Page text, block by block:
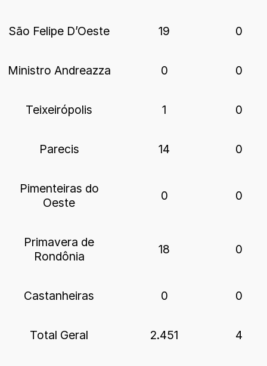
São Felipe D’Oeste 19 0
Ministro Andreazza 0 0
Teixeirópolis 1 0
Parecis 14 0
Pimenteiras do
Oeste
0 0
Primavera de
Rondônia
18 0
Castanheiras 0 0
Total Geral 2.451 4